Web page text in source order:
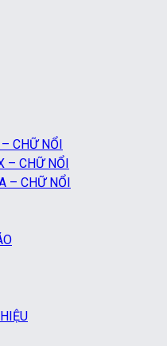
CHỮ NỔI
– CHỮ NỔI
– CHỮ NỔI